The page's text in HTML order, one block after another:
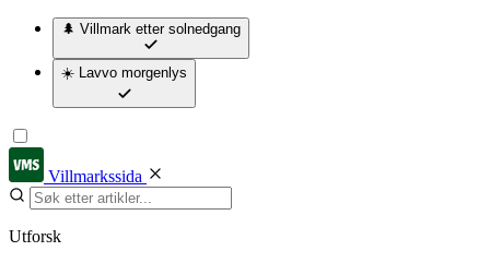
🌲 Villmark etter solnedgang
☀️ Lavvo morgenlys
Villmarkssida
Utforsk